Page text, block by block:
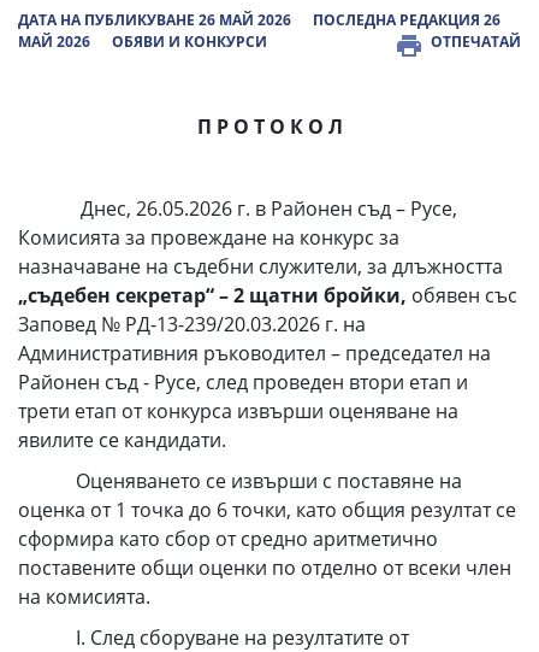
ДАТА НА ПУБЛИКУВАНЕ 26 МАЙ 2026
ПОСЛЕДНА РЕДАКЦИЯ 26
МАЙ 2026
ОБЯВИ И КОНКУРСИ ОТПЕЧАТАЙ
П Р О Т О К О Л
Днес, 26.05.2026 г. в Районен съд – Русе,
Комисията за провеждане на конкурс за
назначаване на съдебни служители, за длъжността
„съдебен секретар“– 2 щатни бройки, обявен със
Заповед № РД-13-239/20.03.2026 г. на
Административния ръководител – председател на
Районен съд - Русе, след проведен втори етап и
трети етап от конкурса извърши оценяване на
явилите се кандидати.
Оценяването се извърши с поставяне на
оценка от 1 точка до 6 точки, като общия резултат се
сформира като сбор от средно аритметично
поставените общи оценки по отделно от всеки член
на комисията.
І. След сборуване на резултатите от